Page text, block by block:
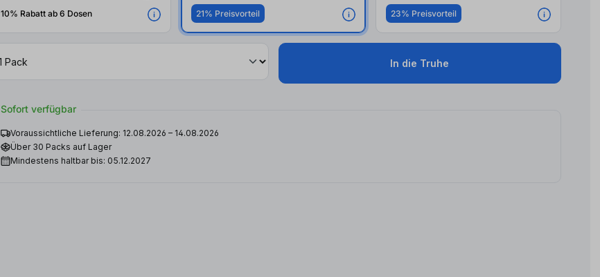
10% Rabatt ab 6 Dosen
21% Preisvorteil
23% Preisvorteil
In die Truhe
Sofort verfügbar
Voraussichtliche Lieferung: 12.08.2026 – 14.08.2026
Über 30 Packs auf Lager
Mindestens haltbar bis: 05.12.2027